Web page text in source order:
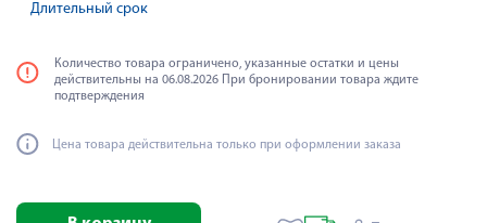
Длительный срок
Количество товара ограничено, указанные остатки и цены
действительны на 06.08.2026 При бронировании товара ждите
подтверждения
Цена товара действительна только при оформлении заказа